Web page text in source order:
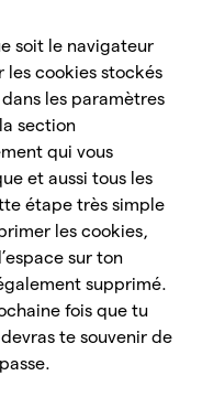
soit le navigateur
les cookies stockés
les paramètres
section
qui vous
et aussi tous les
étape très simple
les cookies,
sur ton
supprimé.
fois que tu
te souvenir de